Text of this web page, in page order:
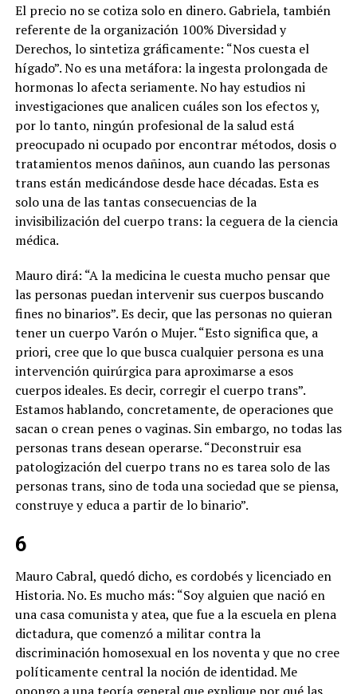
El precio no se cotiza solo en dinero. Gabriela, también
referente de la organización 100% Diversidad y
Derechos, lo sintetiza gráficamente: “Nos cuesta el
hígado”. No es una metáfora: la ingesta prolongada de
hormonas lo afecta seriamente.No hay estudios ni
investigaciones que analicen cuáles son los efectos y,
por lo tanto, ningún profesional de la salud está
preocupado ni ocupado por encontrar métodos, dosis o
tratamientos menos dañinos, aun cuando las personas
trans están medicándose desde hace décadas. Esta es
solo una de las tantas consecuencias de la
invisibilización del cuerpo trans: la ceguera de la ciencia
médica.
Mauro dirá: “A la medicina le cuesta mucho pensar que
las personas puedan intervenir sus cuerpos buscando
fines no binarios”. Es decir, que las personas no quieran
tener un cuerpo Varón o Mujer. “Esto significa que, a
priori, cree que lo que busca cualquier persona es una
intervención quirúrgica para aproximarse a esos
cuerpos ideales. Es decir, corregir el cuerpo trans”.
Estamos hablando, concretamente, de operaciones que
sacan o crean penes o vaginas. Sin embargo, no todas las
personas trans desean operarse. “Deconstruir esa
patologización del cuerpo trans no es tarea solo de las
personas trans, sino de toda una sociedad que se piensa,
construye y educa a partir de lo binario”.
6
Mauro Cabral, quedó dicho, es cordobés y licenciado en
Historia. No. Es mucho más: “Soy alguien que nació en
una casa comunista y atea, que fue a la escuela en plena
dictadura, que comenzó a militar contra la
discriminación homosexual en los noventa y que no cree
políticamente central la noción de identidad. Me